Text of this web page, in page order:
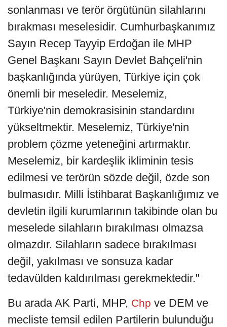
sonlanması ve terör örgütünün silahlarını
bırakması meselesidir. Cumhurbaşkanımız
Sayın Recep Tayyip Erdoğan ile MHP
Genel Başkanı Sayın Devlet Bahçeli'nin
başkanlığında yürüyen, Türkiye için çok
önemli bir meseledir. Meselemiz,
Türkiye'nin demokrasisinin standardını
yükseltmektir. Meselemiz, Türkiye'nin
problem çözme yeteneğini artırmaktır.
Meselemiz, bir kardeşlik ikliminin tesis
edilmesi ve terörün sözde değil, özde son
bulmasıdır. Milli İstihbarat Başkanlığımız ve
devletin ilgili kurumlarının takibinde olan bu
meselede silahların bırakılması olmazsa
olmazdır. Silahların sadece bırakılması
değil, yakılması ve sonsuza kadar
tedavülden kaldırılması gerekmektedir."
Bu arada AK Parti, MHP, Chp ve DEM ve
mecliste temsil edilen Partilerin bulunduğu